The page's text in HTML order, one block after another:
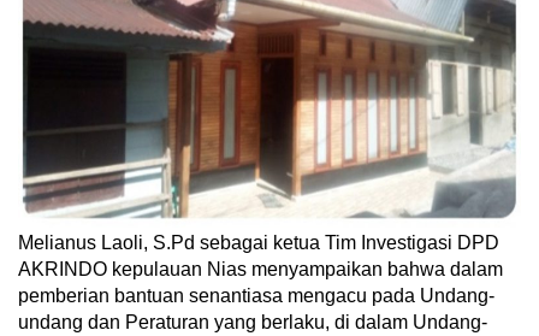
Melianus Laoli, S.Pd sebagai ketua Tim Investigasi DPD
AKRINDO kepulauan Nias menyampaikan bahwa dalam
pemberian bantuan senantiasa mengacu pada Undang-
undang dan Peraturan yang berlaku, di dalam Undang-